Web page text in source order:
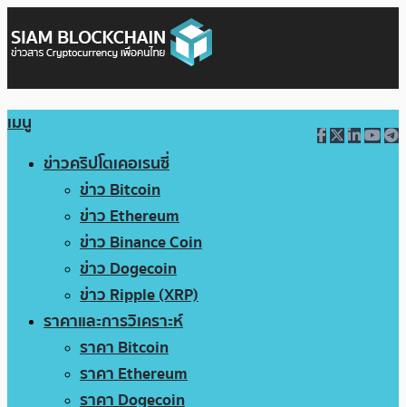
เมนู
ข่าวคริปโตเคอเรนซี่
ข่าว Bitcoin
ข่าว Ethereum
ข่าว Binance Coin
ข่าว Dogecoin
ข่าว Ripple (XRP)
ราคาและการวิเคราะห์
ราคา Bitcoin
ราคา Ethereum
ราคา Dogecoin